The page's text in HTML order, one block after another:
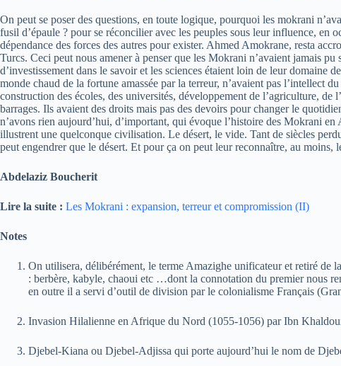
On peut se poser des questions, en toute logique, pourquoi les mokrani
fusil d’épaule ? pour se réconcilier avec les peuples sous leur influence, en
dépendance des forces des autres pour exister. Ahmed Amokrane, resta
Turcs. Ceci peut nous amener à penser que les Mokrani n’avaient jamais
d’investissement dans le savoir et les sciences étaient loin de leur domaine
monde chaud de la fortune amassée par la terreur, n’avaient pas l’intellect
construction des écoles, des universités, développement de l’agriculture, de
barrages. Ils avaient des droits mais pas des devoirs pour changer le
n’avons rien aujourd’hui, d’important, qui évoque l’histoire des Mokrani
illustrent une quelconque civilisation. Le désert, le vide. Tant de siècles
peut engendrer que le désert. Et pour ça on peut leur reconnaître, au moins,
Abdelaziz Boucherit
Lire la suite : Les Mokrani : expansion, terreur et compromission (II)
Notes
On utilisera, délibérément, le terme Amazighe unificateur et retiré de
: berbère, kabyle, chaoui etc …dont la connotation du premier nous
en outre il a servi d’outil de division par le colonialisme Français
Invasion Hilalienne en Afrique du Nord (1055-1056) par Ibn
Djebel-Kiana ou Djebel-Adjissa qui porte aujourd’hui le nom de